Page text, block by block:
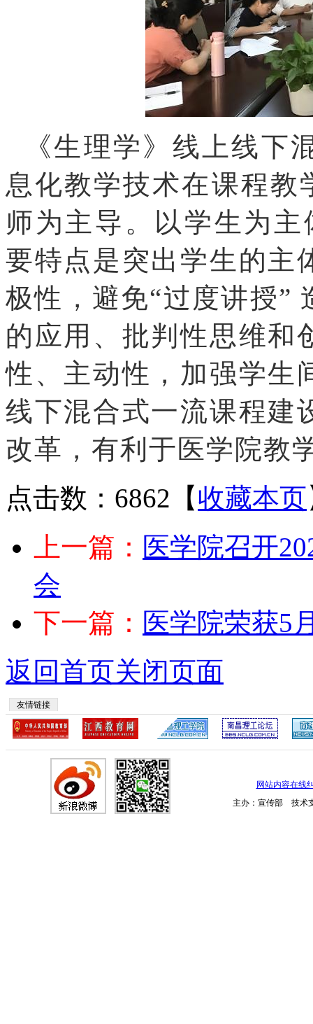
《生理学》线上线下
息化教学技术在课程教
师为主导。以学生为
要特点是突出学生的主
极性，避免“过度讲授”
的应用、批判性思维和
性、主动性，加强学生
线下混合式一流课程建
改革，有利于医学院教
点击数：6862 【收藏本页
上一篇： 医学院召开
会
下一篇： 医学院荣获5
返回首页关闭页面
友情链接
网站内容在线
主办：宣传部 技术